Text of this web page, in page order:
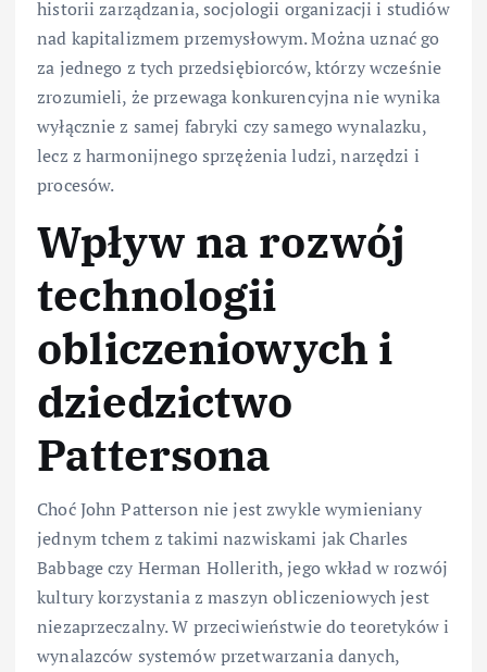
historii zarządzania, socjologii organizacji i studiów
nad kapitalizmem przemysłowym. Można uznać go
za jednego z tych przedsiębiorców, którzy wcześnie
zrozumieli, że przewaga konkurencyjna nie wynika
wyłącznie z samej fabryki czy samego wynalazku,
lecz z harmonijnego sprzężenia ludzi, narzędzi i
procesów.
Wpływ na rozwój
technologii
obliczeniowych i
dziedzictwo
Pattersona
Choć John Patterson nie jest zwykle wymieniany
jednym tchem z takimi nazwiskami jak Charles
Babbage czy Herman Hollerith, jego wkład w rozwój
kultury korzystania z maszyn obliczeniowych jest
niezaprzeczalny. W przeciwieństwie do teoretyków i
wynalazców systemów przetwarzania danych,